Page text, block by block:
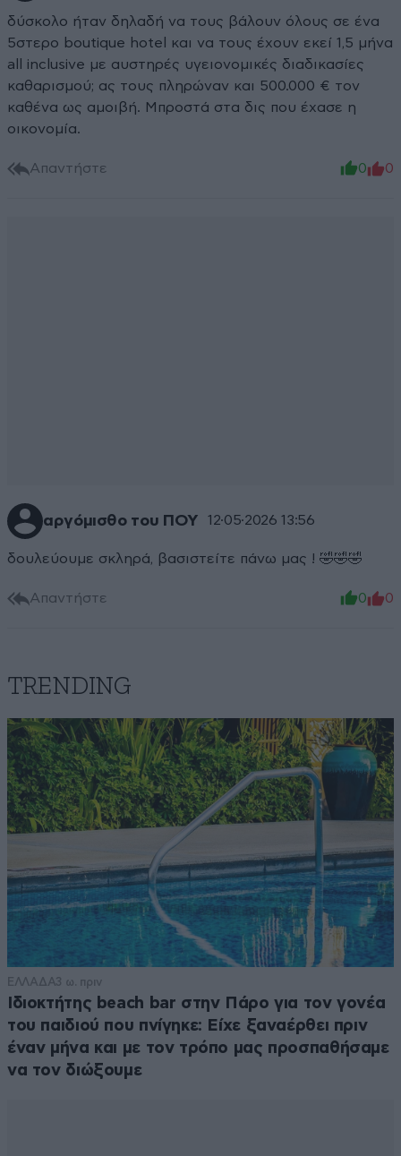
δύσκολο ήταν δηλαδή να τους βάλουν όλους σε ένα
5στερο boutique hotel και να τους έχουν εκεί 1,5 μήνα
all inclusive με αυστηρές υγειονομικές διαδικασίες
καθαρισμού; ας τους πληρώναν και 500.000 € τον
καθένα ως αμοιβή. Μπροστά στα δις που έχασε η
οικονομία.
Απαντήστε 0 0
αργόμισθο του ΠΟΥ 12·05·2026 13:56
δουλεύουμε σκληρά, βασιστείτε πάνω μας ! 🤣🤣🤣
Απαντήστε 0 0
TRENDING
ΕΛΛΑΔΑ3 ω. πριν
Ιδιοκτήτης beach bar στην Πάρο για τον γονέα
του παιδιού που πνίγηκε: Είχε ξαναέρθει πριν
έναν μήνα και με τον τρόπο μας προσπαθήσαμε
να τον διώξουμε